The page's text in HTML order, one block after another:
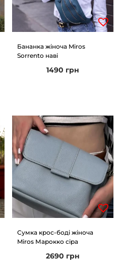
Бананка жіноча Miros
Sorrento наві
1490 грн
Сумка крос-боді жіноча
Miros Марокко сіра
2690 грн